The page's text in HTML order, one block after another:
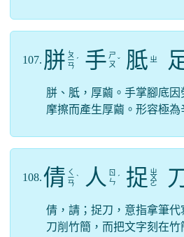
107. 胼 ㄆ
ㄧ
ㄢ
ˊ 手 ㄕ
ㄡ ˇ 胝 ㄓ
胼、胝，厚繭。手掌腳底
摩擦而產生厚繭。形容極為
108.倩 ㄑ
ㄧ
ㄢ
ˋ 人 ㄖ
ㄣ ˊ 捉 ㄓ
ㄨ
ㄛ
倩，請；捉刀，意指拿筆
刀削竹簡，而把文字刻在